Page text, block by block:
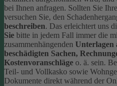
bei Ihnen anfragen. Sollten Sie
versuchen Sie, den
beschreiben. Das erleichtert uns
Sie bitte in jedem Fall immer die
zusammenhängenden Unterlagen
beschädigten Sachen,
Kostenvoranschläge o. ä. sein.
Teil- und Vollkasko sowie
Dokumente direkt während der